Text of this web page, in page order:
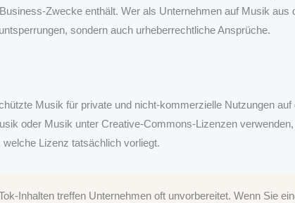
Zwecke enthält. Wer als Unternehmen auf Musik aus
sondern auch urheberrechtliche Ansprüche.
Musik für private und nicht-kommerzielle Nutzungen
oder Musik unter Creative-Commons-Lizenzen
Lizenz tatsächlich vorliegt.
Inhalten treffen Unternehmen oft unvorbereitet. Wenn Sie